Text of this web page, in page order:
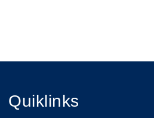
Quiklinks